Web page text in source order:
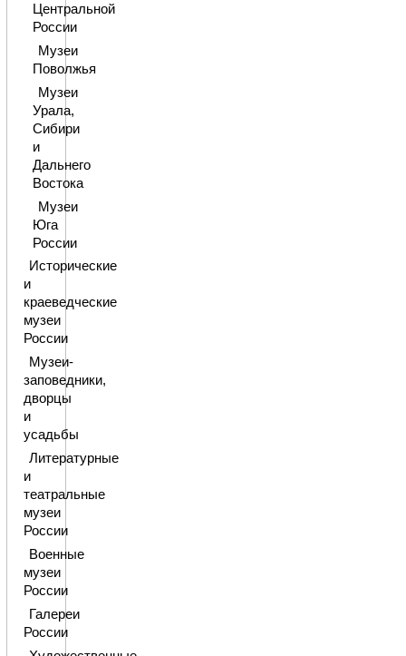
Центральной
России
Музеи
Поволжья
Музеи
Урала,
Сибири
и
Дальнего
Востока
Музеи
Юга
России
Исторические
и
краеведческие
музеи
России
Музеи-
заповедники,
дворцы
и
усадьбы
Литературные
и
театральные
музеи
России
Военные
музеи
России
Галереи
России